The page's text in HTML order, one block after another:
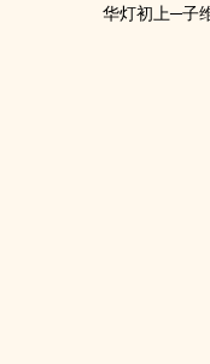
华灯初上─子